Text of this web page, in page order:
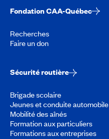
Fondation CAA-Québec
Recherches
Faire un don
Sécurité routière
Brigade scolaire
Jeunes et conduite automobile
Mobilité des aînés
Formation aux particuliers
Formations aux entreprises